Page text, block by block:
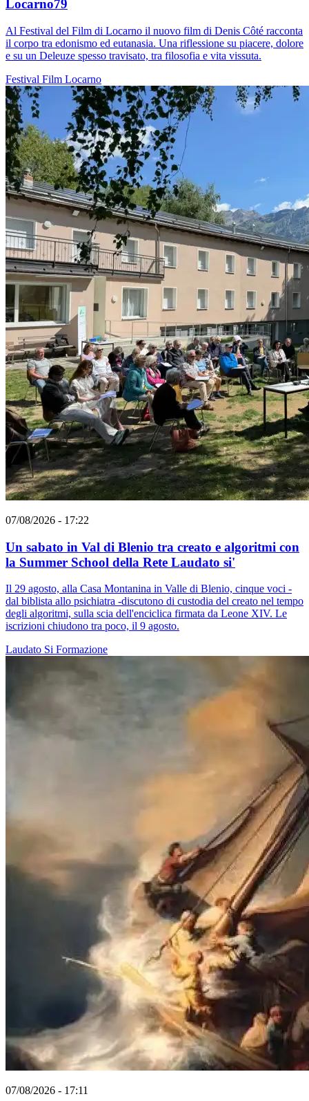
Locarno79
Al Festival del Film di Locarno il nuovo film di Denis Côté racconta
il corpo tra edonismo ed eutanasia. Una riflessione su piacere, dolore
e su un Deleuze spesso travisato, tra filosofia e vita vissuta.
Festival Film Locarno
07/08/2026 - 17:22
Un sabato in Val di Blenio tra creato e algoritmi con
la Summer School della Rete Laudato si'
Il 29 agosto, alla Casa Montanina in Valle di Blenio, cinque voci -
dal biblista allo psichiatra -discutono di custodia del creato nel tempo
degli algoritmi, sulla scia dell'enciclica firmata da Leone XIV. Le
iscrizioni chiudono tra poco, il 9 agosto.
Laudato Si Formazione
07/08/2026 - 17:11